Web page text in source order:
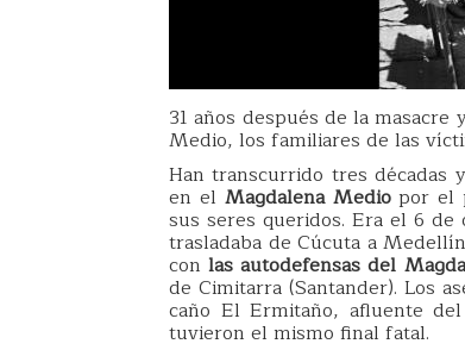
31 años después de la
Medio, los familiares de las
Han transcurrido tres décadas
en el Magdalena Mediopor el
sus seres queridos. Era el 6 de
trasladaba de Cúcuta a
conlas autodefensas del
de Cimitarra (Santander). Los
caño El Ermitaño, afluente
tuvieron el mismo final fatal.